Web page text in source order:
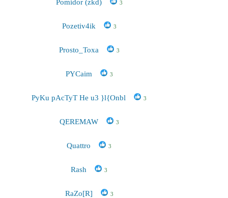
Pomidor (zkd) 3
Pozetiv4ik 3
Prosto_Toxa 3
PYCaim 3
PyKu pAcTyT He u3 }l{Onbl 3
QEREMAW 3
Quattro 3
Rash 3
RaZo[R] 3